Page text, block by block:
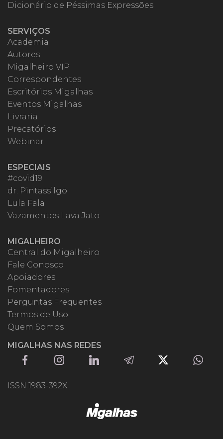
Dicionário de Péssimas Expressões
SERVIÇOS
Academia
Autores
Migalheiro VIP
Correspondentes
Escritórios Migalhas
Eventos Migalhas
Livraria
Precatórios
Webinar
ESPECIAIS
#covid19
dr. Pintassilgo
Lula Fala
Vazamentos Lava Jato
MIGALHEIRO
Central do Migalheiro
Fale Conosco
Apoiadores
Fomentadores
Perguntas Frequentes
Termos de Uso
Quem Somos
MIGALHAS NAS REDES
ISSN 1983-392X